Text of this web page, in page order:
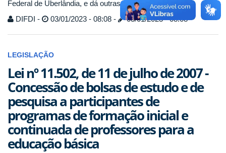
Federal de Uberlândia, e dá outras providências.
DIFDI -
03/01/2023 - 08:08 - 03/01/2023 - 08:08
LEGISLAÇÃO
Lei nº 11.502, de 11 de julho de 2007 -
Concessão de bolsas de estudo e de
pesquisa a participantes de
programas de formação inicial e
continuada de professores para a
educação básica